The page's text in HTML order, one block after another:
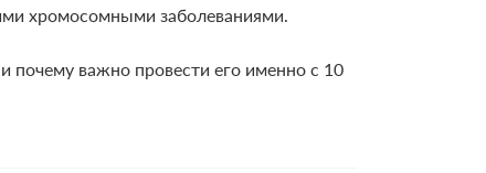
хромосомными заболеваниями.
важно провести его именно с 10